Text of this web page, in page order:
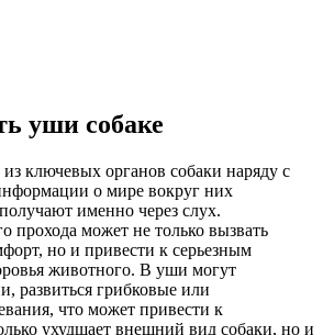
уши собаке
ключевых органов собаки наряду с
о мире вокруг них
именно через слух.
прохода может не только вызвать
но и привести к серьезным
животного. В уши могут
развиться грибковые или
что может привести к
ухудшает внешний вид собаки, но и